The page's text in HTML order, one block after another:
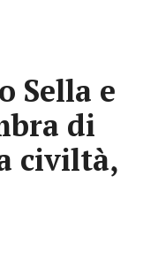
Sella e
di
civiltà,